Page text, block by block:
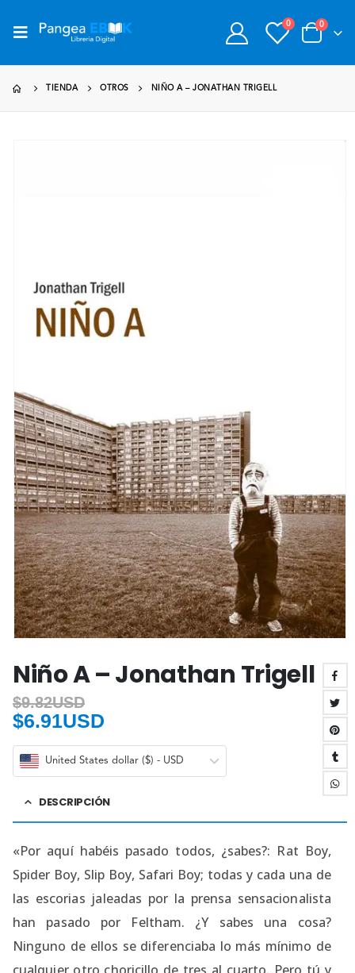
0 0
TIENDA OTROS NIÑO A – JONATHAN TRIGELL
Niño A – Jonathan Trigell
$9.82USD
$6.91USD
United States dollar ($) - USD
DESCRIPCIÓN
«Por aquí habéis pasado todos, ¿sabes?: Rat Boy,
Spider Boy, Slip Boy, Safari Boy; todas y cada una de
las escorias jaleadas por la prensa sensacionalista
han pasado por Feltham. ¿Y sabes una cosa?
Ninguno de ellos se diferenciaba lo más mínimo de